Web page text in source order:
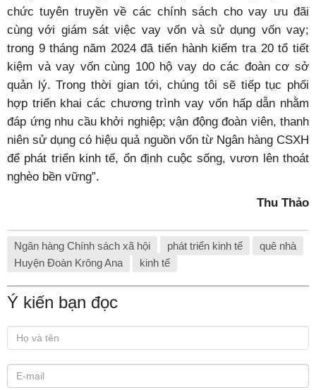
chức tuyên truyền về các chính sách cho vay ưu đãi
cùng với giám sát việc vay vốn và sử dụng vốn vay;
trong 9 tháng năm 2024 đã tiến hành kiểm tra 20 tổ tiết
kiệm và vay vốn cùng 100 hộ vay do các đoàn cơ sở
quản lý. Trong thời gian tới, chúng tôi sẽ tiếp tục phối
hợp triển khai các chương trình vay vốn hấp dẫn nhằm
đáp ứng nhu cầu khởi nghiệp; vận động đoàn viên, thanh
niên sử dụng có hiệu quả nguồn vốn từ Ngân hàng CSXH
để phát triển kinh tế, ổn định cuộc sống, vươn lên thoát
nghèo bền vững”.
Thu Thảo
Ngân hàng Chính sách xã hội phát triển kinh tế
quê nhà
Huyện Đoàn Krông Ana
kinh tế
Ý kiến bạn đọc